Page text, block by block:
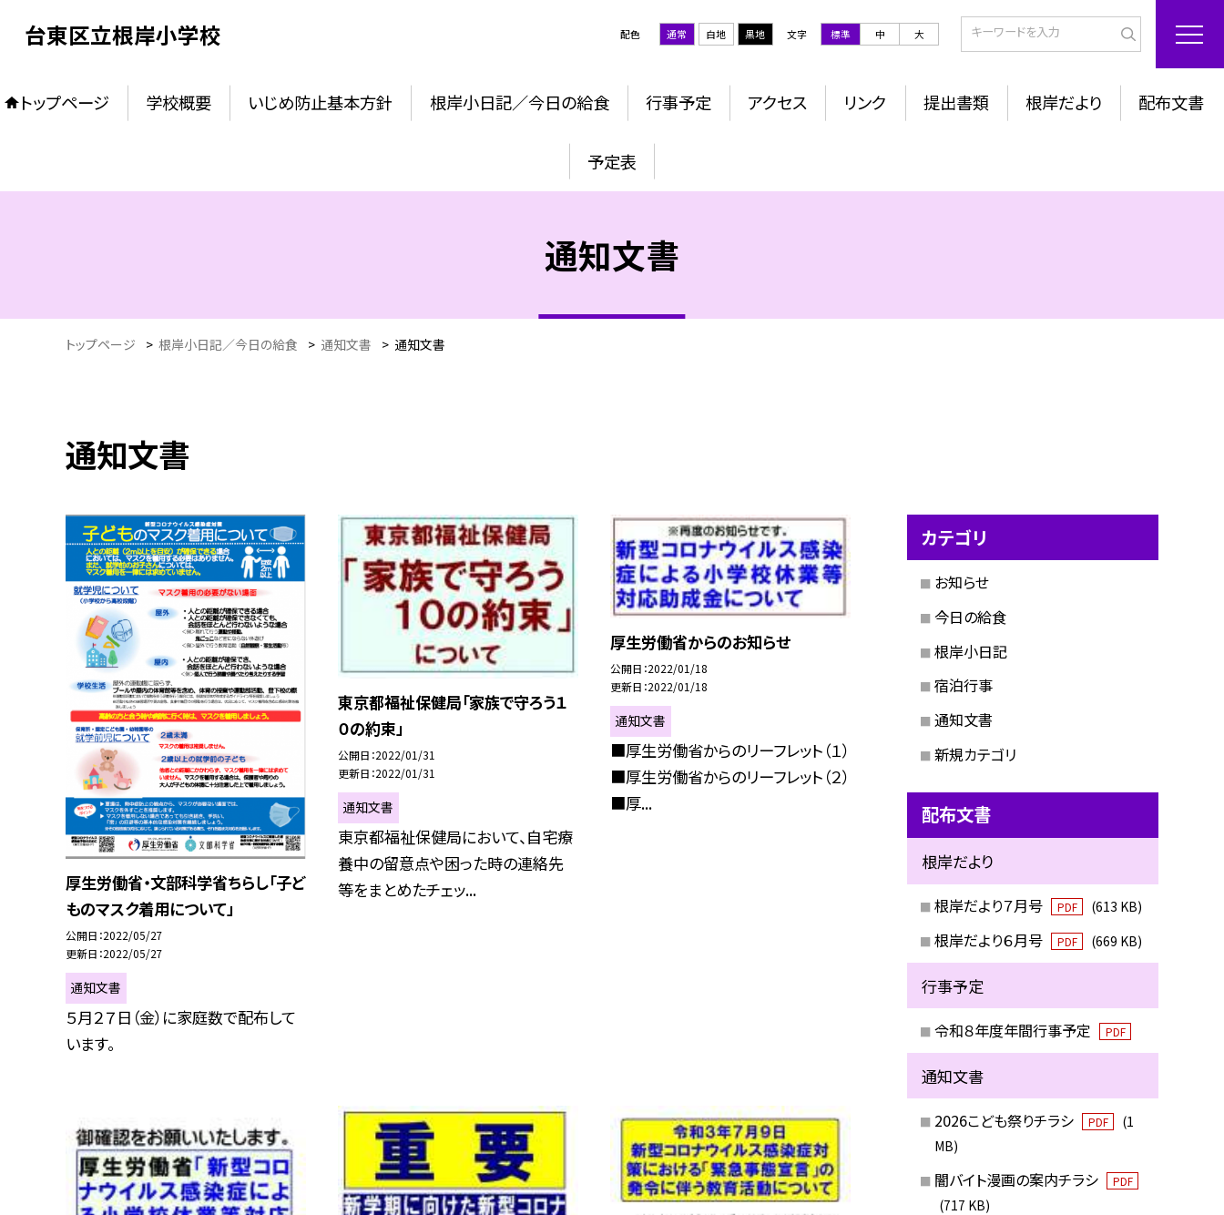
台東区立根岸小学校 配色 通常 白地 黒地 文字 標準 中 大
トップページ 学校概要 いじめ防止基本方針 根岸小日記／今日の給食 行事予定 アクセス リンク 提出書類 根岸だより 配布文書
予定表
通知文書
トップページ > 根岸小日記／今日の給食 > 通知文書 > 通知文書
通知文書
厚生労働省・文部科学省ちらし「子ど
ものマスク着用について」
公開日 2022/05/27
更新日 2022/05/27
通知文書
５月２７日（金）に家庭数で配布して
います。
東京都福祉保健局「家族で守ろう１
０の約束」
公開日 2022/01/31
更新日 2022/01/31
通知文書
東京都福祉保健局において、自宅療
養中の留意点や困った時の連絡先
等をまとめたチェッ...
厚生労働省からのお知らせ
公開日 2022/01/18
更新日 2022/01/18
通知文書
■厚生労働省からのリーフレット（１）
■厚生労働省からのリーフレット（２）
■厚...
カテゴリ
お知らせ
今日の給食
根岸小日記
宿泊行事
通知文書
新規カテゴリ
配布文書
根岸だより
根岸だより７月号 PDF (613 KB)
根岸だより６月号 PDF (669 KB)
行事予定
令和８年度年間行事予定 PDF
通知文書
2026こども祭りチラシ PDF
(1
MB)
闇バイト漫画の案内チラシ PDF
(717 KB)